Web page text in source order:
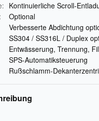
Kontinuierliche Scroll-
Optional
Verbesserte Abdichtung
SS304 / SS316L / Duplex
Entwässerung, Trennung,
SPS-Automatiksteuerung
Rußschlamm-